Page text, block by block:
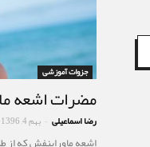
جزوات آموزشی
مضرات اشعه
رضا اسماعیلی - بهم 4, 1396